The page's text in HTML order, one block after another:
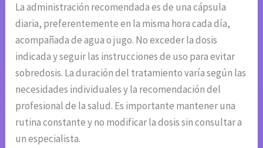
La administración recomendada es de una cápsula
diaria, preferentemente en la misma hora cada día,
acompañada de agua o jugo. No exceder la dosis
indicada y seguir las instrucciones de uso para evitar
sobredosis. La duración del tratamiento varía según las
necesidades individuales y la recomendación del
profesional de la salud. Es importante mantener una
rutina constante y no modificar la dosis sin consultar a
un especialista.